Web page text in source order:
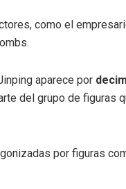
como el
aparece por
del grupo de figuras
por figuras